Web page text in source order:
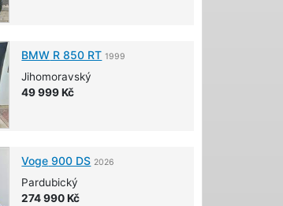
BMW R 850 RT 1999
Jihomoravský
49 999 Kč
Voge 900 DS 2026
Pardubický
274 990 Kč